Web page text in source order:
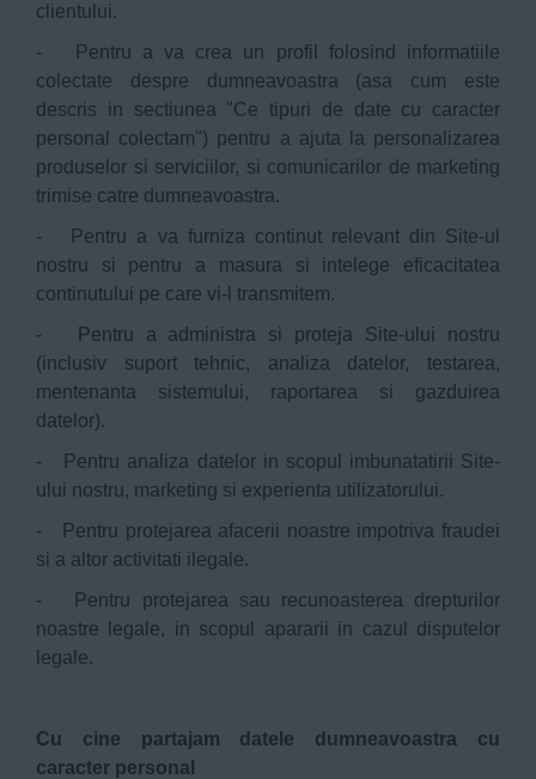
clientului.
- Pentru a va crea un profil folosind informatiile
colectate despre dumneavoastra (asa cum este
descris in sectiunea "Ce tipuri de date cu caracter
personal colectam") pentru a ajuta la personalizarea
produselor si serviciilor, si comunicarilor de marketing
trimise catre dumneavoastra.
- Pentru a va furniza continut relevant din Site-ul
nostru si pentru a masura si intelege eficacitatea
continutului pe care vi-l transmitem.
- Pentru a administra si proteja Site-ului nostru
(inclusiv suport tehnic, analiza datelor, testarea,
mentenanta sistemului, raportarea si gazduirea
datelor).
- Pentru analiza datelor in scopul imbunatatirii Site-
ului nostru, marketing si experienta utilizatorului.
- Pentru protejarea afacerii noastre impotriva fraudei
si a altor activitati ilegale.
- Pentru protejarea sau recunoasterea drepturilor
noastre legale, in scopul apararii in cazul disputelor
legale.
Cu cine partajam datele dumneavoastra cu
caracter personal